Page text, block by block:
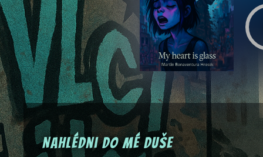
Nahlédni do mé duše